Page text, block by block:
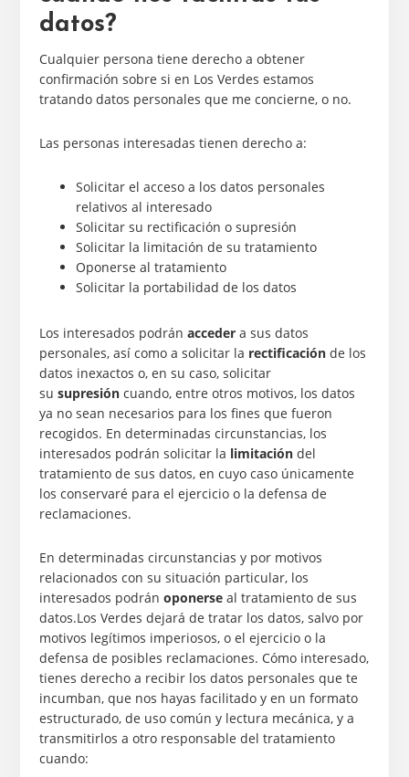
datos?
Cualquier persona tiene derecho a obtener
confirmación sobre si en Los Verdes estamos
tratando datos personales que me concierne, o no.
Las personas interesadas tienen derecho a:
Solicitar el acceso a los datos personales
relativos al interesado
Solicitar su rectificación o supresión
Solicitar la limitación de su tratamiento
Oponerse al tratamiento
Solicitar la portabilidad de los datos
Los interesados podrán accedera sus datos
personales, así como a solicitar la rectificaciónde los
datos inexactos o, en su caso, solicitar
su supresióncuando, entre otros motivos, los datos
ya no sean necesarios para los fines que fueron
recogidos. En determinadas circunstancias, los
interesados podrán solicitar la limitacióndel
tratamiento de sus datos, en cuyo caso únicamente
los conservaré para el ejercicio o la defensa de
reclamaciones.
En determinadas circunstancias y por motivos
relacionados con su situación particular, los
interesados podrán oponerseal tratamiento de sus
datos.Los Verdes dejará de tratar los datos, salvo por
motivos legítimos imperiosos, o el ejercicio o la
defensa de posibles reclamaciones. Cómo interesado,
tienes derecho a recibir los datos personales que te
incumban, que nos hayas facilitado y en un formato
estructurado, de uso común y lectura mecánica, y a
transmitirlos a otro responsable del tratamiento
cuando: